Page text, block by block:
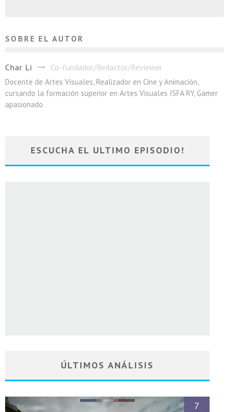
SOBRE EL AUTOR
Char Li Co-fundador/Redactor/Reviewer
Docente de Artes Visuales, Realizador en Cine y Animación,
cursando la formación superior en Artes Visuales ISFA RY, Gamer
apasionado.
ESCUCHA EL ULTIMO EPISODIO!
ÚLTIMOS ANÁLISIS
7